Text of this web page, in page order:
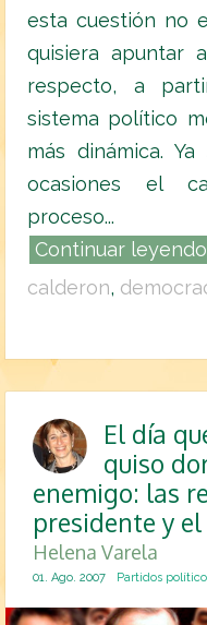
esta cuestión no
quisiera apuntar
respecto, a
sistema político
más dinámica.
ocasiones el
proceso...
Continuar
calderon,
El día
quiso
enemigo: las
presidente y el
Helena Varela
01. Ago. 2007 Partidos